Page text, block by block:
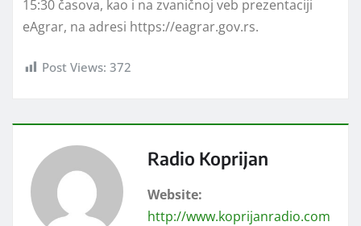
15:30 časova, kao i na zvaničnoj veb prezentaciji
eAgrar, na adresi https://eagrar.gov.rs.
Post Views: 372
Radio Koprijan
Website:
http://www.koprijanradio.com